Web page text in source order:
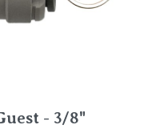
- 3/8"